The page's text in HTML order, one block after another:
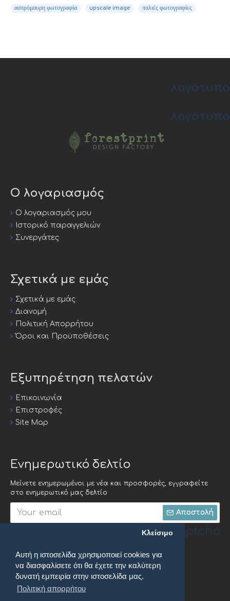
Αυτή η ιστοσελίδα χρησιμοποιεί cookies για
να διασφαλίσετε ότι θα έχετε την καλύτερη
δυνατή εμπειρία στην ιστοσελίδα μας.
Πολιτική απορρήτου
Κλείσιμο
ασπρόμαυρη φωτογραφία
upscale image παλιές φωτογραφίες
λογοτυπο
λογοτυπο
Ο λογαριασμός
Ο λογαριασμός μου
Ιστορικό παραγγελιών
Συνεργάτες
Σχετικά με εμάς
Σχετικά με εμάς
Διανομή
Πολιτική Απορρήτου
Όροι και Προϋποθέσεις
Εξυπηρέτηση πελατών
Επικοινωνία
Επιστροφές
Site Map
Ενημερωτικό δελτίο
Μείνετε ενημερωμένοι με νέα και προσφορές, εγγραφείτε
στο ενημερωτικό μας δελτίο
Αποστολή
Captcha
Συμπληρώστε την
ακόλουθη
επαλήθευση
captcha